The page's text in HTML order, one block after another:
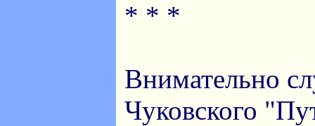
* * *
Внимательно
Чуковского